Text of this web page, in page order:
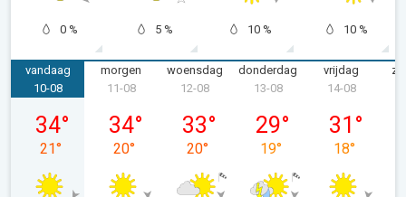
0 % 5 % 10 % 10 %
vandaag
maandag 10-08
10-08
34°
21°
morgen
11-08
34°
20°
woensdag
12-08
33°
20°
donderdag
13-08
29°
19°
vrijdag
14-08
31 °
18°